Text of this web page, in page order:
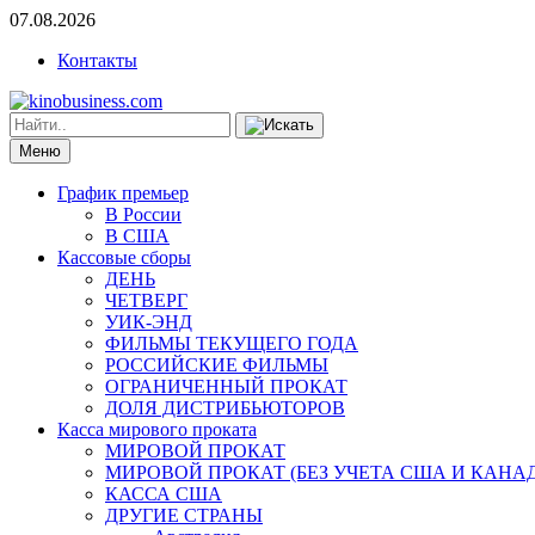
07.08.2026
Контакты
Меню
График премьер
В России
В США
Кассовые сборы
ДЕНЬ
ЧЕТВЕРГ
УИК-ЭНД
ФИЛЬМЫ ТЕКУЩЕГО ГОДА
РОССИЙСКИЕ ФИЛЬМЫ
ОГРАНИЧЕННЫЙ ПРОКАТ
ДОЛЯ ДИСТРИБЬЮТОРОВ
Касса мирового проката
МИРОВОЙ ПРОКАТ
МИРОВОЙ ПРОКАТ (БЕЗ УЧЕТА США И
КАССА США
ДРУГИЕ СТРАНЫ